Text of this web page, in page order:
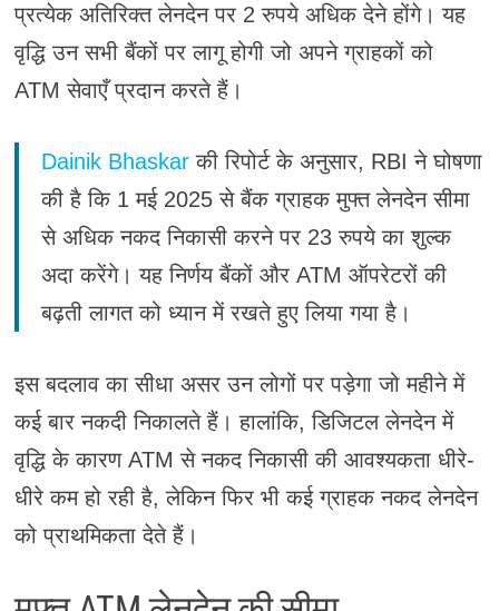
प्रत्येक अतिरिक्त लेनदेन पर 2 रुपये अधिक देने होंगे। यह
वृद्धि उन सभी बैंकों पर लागू होगी जो अपने ग्राहकों को
ATM सेवाएँ प्रदान करते हैं।
Dainik Bhaskarकी रिपोर्ट के अनुसार, RBI ने घोषणा
की है कि 1 मई 2025 से बैंक ग्राहक मुफ्त लेनदेन सीमा
से अधिक नकद निकासी करने पर 23 रुपये का शुल्क
अदा करेंगे। यह निर्णय बैंकों और ATM ऑपरेटरों की
बढ़ती लागत को ध्यान में रखते हुए लिया गया है।
इस बदलाव का सीधा असर उन लोगों पर पड़ेगा जो महीने में
कई बार नकदी निकालते हैं। हालांकि, डिजिटल लेनदेन में
वृद्धि के कारण ATM से नकद निकासी की आवश्यकता धीरे-
धीरे कम हो रही है, लेकिन फिर भी कई ग्राहक नकद लेनदेन
को प्राथमिकता देते हैं।